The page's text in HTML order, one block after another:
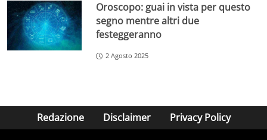
Oroscopo: guai in vista per questo
segno mentre altri due
festeggeranno
2 Agosto 2025
Redazione Disclaimer Privacy Policy